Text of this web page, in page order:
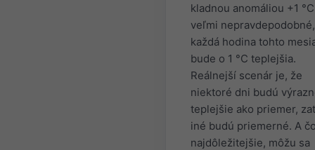
kladnou anomáliou +1
veľmi
každá hodina tohto
bude o 1 °C teplejšia.
Reálnejší scenár je, že
niektoré dni budú
teplejšie ako priemer,
iné budú priemerné. A
najdôležitejšie, môžu sa